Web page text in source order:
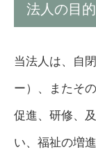
法人の目的
当法人は、自
ー）、またそ
促進、研修、
い、福祉の増